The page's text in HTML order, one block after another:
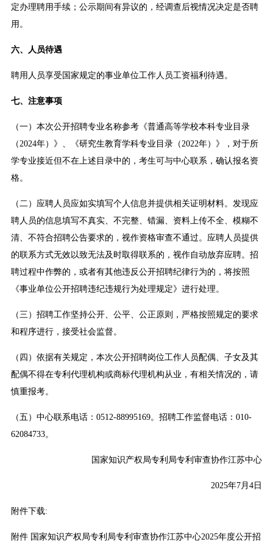
定办理聘用手续；公示期间有异议的，经调查后视情况决定是否聘
用。
六、人员待遇
聘用人员享受国家规定的事业单位工作人员工资福利待遇。
七、注意事项
（一）本次公开招聘专业名称参考《普通高等学校本科专业目录
（2024年）》、《研究生教育学科专业目录（2022年）》，对于所
学专业接近但不在上述目录中的，考生可与中心联系，确认报名资
格。
（二）应聘人员应如实填写个人信息并提供相关证明材料。发现应
聘人员的信息填写不真实、不完整、错漏、资料上传不全、模糊不
清、不符合招聘公告要求的，视作资格审查不通过。应聘人员提供
的联系方式无效以致无法及时取得联系的，视作自动放弃应聘。招
聘过程中作弊的，或者有其他违反公开招聘纪律行为的，将按照
《事业单位公开招聘违纪违规行为处理规定》进行处理。
（三）招聘工作坚持公开、公平、公正原则，严格按照规定的要求
和程序进行，接受社会监督。
（四）依据有关规定，本次公开招聘岗位工作人员配偶、子女及其
配偶不得在专利代理机构或商标代理机构从业，有相关情况的，请
慎重报考。
（五）中心联系电话：0512-88995169。招聘工作监督电话：010-
62084733。
国家知识产权局专利局专利审查协作江苏中心
2025年7月4日
附件下载:
附件 国家知识产权局专利局专利审查协作江苏中心2025年度公开招